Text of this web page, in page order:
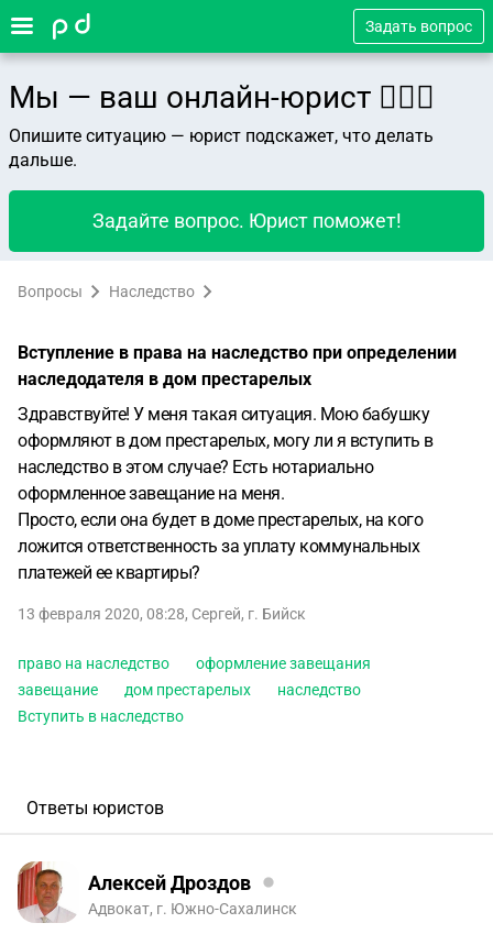
Задать вопрос
Мы — ваш онлайн-юрист 👨🏻‍⚖️
Опишите ситуацию — юрист подскажет, что делать
дальше.
Задайте вопрос. Юрист поможет!
Вопросы Наследство
Вступление в права на наследство при определении
наследодателя в дом престарелых
Здравствуйте! У меня такая ситуация. Мою бабушку
оформляют в дом престарелых, могу ли я вступить в
наследство в этом случае? Есть нотариально
оформленное завещание на меня.
Просто, если она будет в доме престарелых, на кого
ложится ответственность за уплату коммунальных
платежей ее квартиры?
13 февраля 2020, 08:28, Сергей, г. Бийск
право на наследство
оформление завещания
завещание
дом престарелых
наследство
Вступить в наследство
Ответы юристов
Алексей Дроздов
Адвокат, г. Южно-Сахалинск